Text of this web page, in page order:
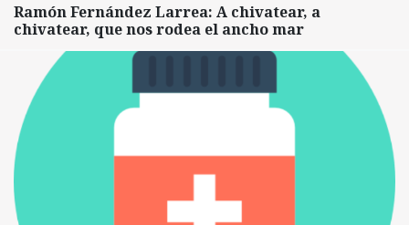
Ramón Fernández Larrea: A chivatear, a
chivatear, que nos rodea el ancho mar